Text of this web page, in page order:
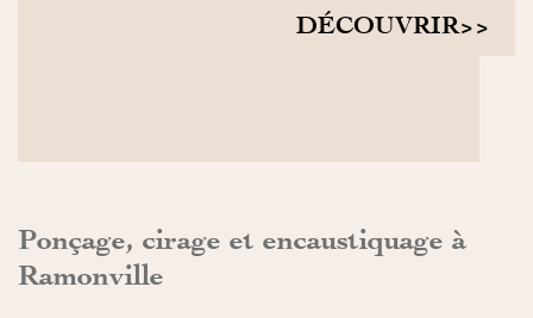
Ponçage, cirage et encaustiquage à
Ramonville
DÉCOUVRIR>>